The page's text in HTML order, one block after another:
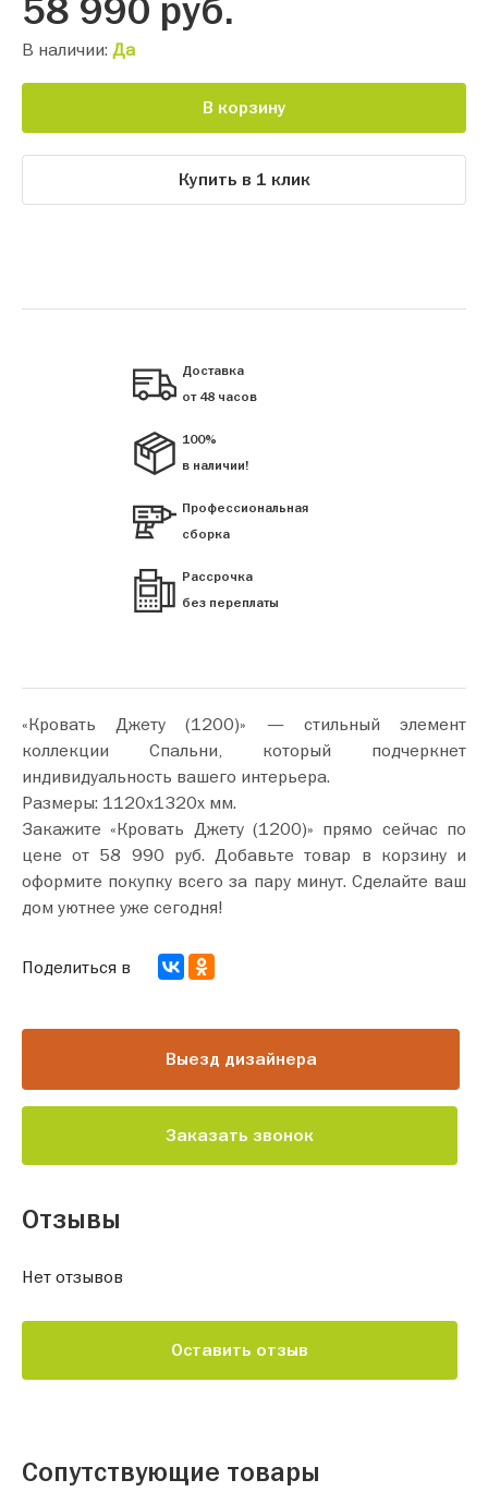
58 990 руб.
В наличии: Да
В корзину
Купить в 1 клик
Доставка
от 48 часов
100%
в наличии!
Профессиональная
сборка
Рассрочка
без переплаты
«Кровать Джету (1200)» — стильный элемент
коллекции Спальни, который подчеркнет
индивидуальность вашего интерьера.
Размеры: 1120х1320х мм.
Закажите «Кровать Джету (1200)» прямо сейчас по
цене от 58 990 руб. Добавьте товар в корзину и
оформите покупку всего за пару минут. Сделайте ваш
дом уютнее уже сегодня!
Выезд дизайнера
Заказать звонок
Поделиться в
Отзывы
Нет отзывов
Оставить отзыв
Сопутствующие товары